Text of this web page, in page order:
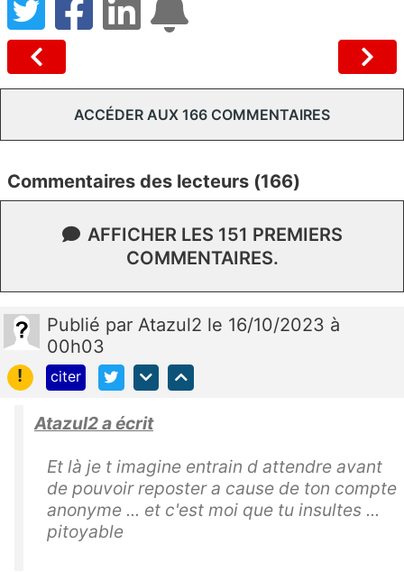
ACCÉDER AUX 166 COMMENTAIRES
Commentaires des lecteurs (166)
AFFICHER LES 151 PREMIERS
COMMENTAIRES.
Publié par Atazul2 le 16/10/2023 à
00h03
!
citer
Atazul2 a écrit
Et là je t imagine entrain d attendre avant
de pouvoir reposter a cause de ton compte
anonyme ... et c'est moi que tu insultes ...
pitoyable